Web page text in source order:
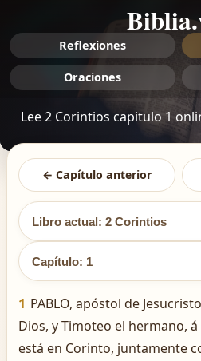
Reflexiones
Oraciones
Lee 2 Corintios capitulo 1
← Capítulo anterior
Libro actual: 2 Corintios
Capítulo: 1
1 PABLO, apóstol de
Dios, y Timoteo el hermano,
está en Corinto, juntamente